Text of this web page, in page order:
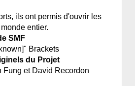
ils ont permis d'ouvrir les
entier.
SMF
Brackets
du Projet
Fung et David Recordon